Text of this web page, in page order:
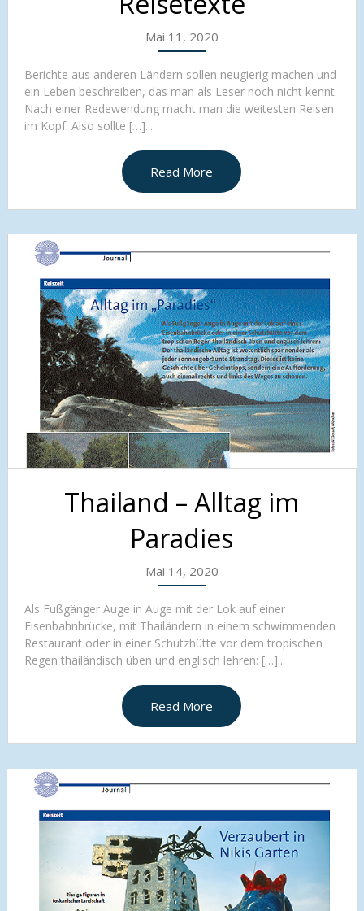
Mai 11, 2020
Berichte aus anderen Ländern sollen neugierig machen und
ein Leben beschreiben, das man als Leser noch nicht kennt.
Nach einer Redewendung macht man die weitesten Reisen
im Kopf. Also sollte […]...
Read More
Thailand – Alltag im
Paradies
Mai 14, 2020
Als Fußgänger Auge in Auge mit der Lok auf einer
Eisenbahnbrücke, mit Thailändern in einem schwimmenden
Restaurant oder in einer Schutzhütte vor dem tropischen
Regen thailändisch üben und englisch lehren: […]...
Read More